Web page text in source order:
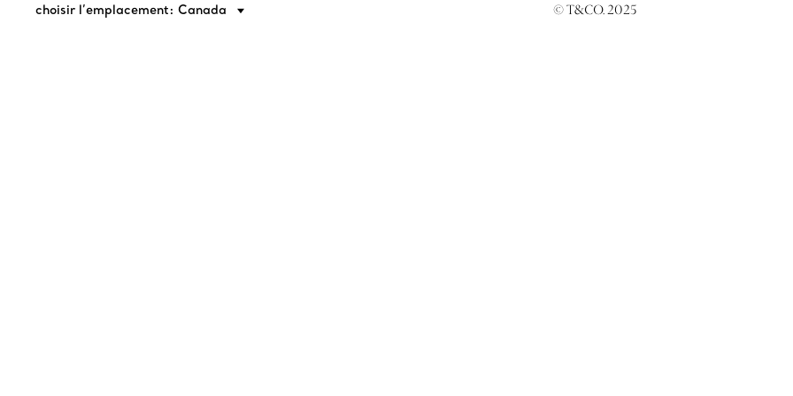
choisir l’emplacement: Canada © T&CO. 2025